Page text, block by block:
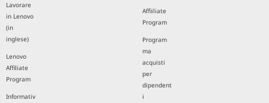
Lavorare
in Lenovo
(in
inglese)
Lenovo
Affiliate
Program
Informativ
Affiiliate
Program
Program
ma
acquisti
per
dipendent
i